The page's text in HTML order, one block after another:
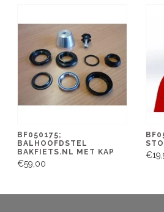
BF050175;
BALHOOFDSTEL
BAKFIETS.NL MET KAP
€59,00